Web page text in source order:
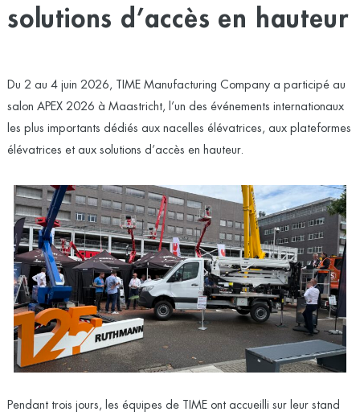
solutions d’accès en hauteur
Du 2 au 4 juin 2026, TIME Manufacturing Company a participé au
salon APEX 2026 à Maastricht, l’un des événements internationaux
les plus importants dédiés aux nacelles élévatrices, aux plateformes
élévatrices et aux solutions d’accès en hauteur.
Pendant trois jours, les équipes de TIME ont accueilli sur leur stand